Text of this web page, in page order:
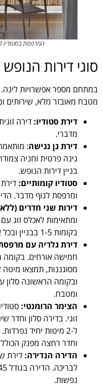
המרפסת בסטודיו
סוגי דירות הנופש
במתחם מספר אפשרויות לינה.
מטבח מאובזר מלא, שירותים
דירת סטודיו: דירה
מדברי.
דירת גן נגישה:
גינה פרטית וחניה
בניין דירות הנופש.
סטודיו קומותיים:
ומרפסת לנוף מדבר. הדירה
דירות שני חדרים
ומתאימות לאכלס זוג
בקומות 1-5 בבניין ובכל אחת שני חדרים.
דירת גלריה עם
חמישה אורחים. בקומה
מסוגננות, תמצאו מיטה
ובקומה הראשונה
ומטבח.
הצימר הרומנטי:
זוגי. בדירה סלון וחדר
ל-2 מיטות יחיד
וחדר רחצה מפנק הכולל
הדירה הנדירה: דירת
נפשות.